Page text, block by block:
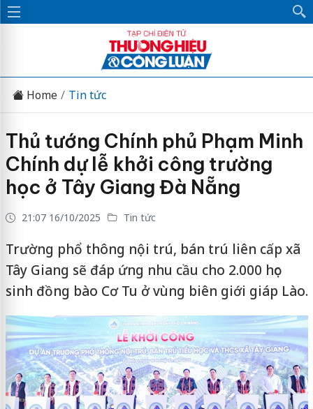
Home Tin tức
Thủ tướng Chính phủ Phạm Minh
Chính dự lễ khởi công trường
học ở Tây Giang Đà Nẵng
21:07 16/10/2025 Tin tức
Trường phổ thông nội trú, bán trú liên cấp xã
Tây Giang sẽ đáp ứng nhu cầu cho 2.000 học
sinh đồng bào Cơ Tu ở vùng biên giới giáp Lào.